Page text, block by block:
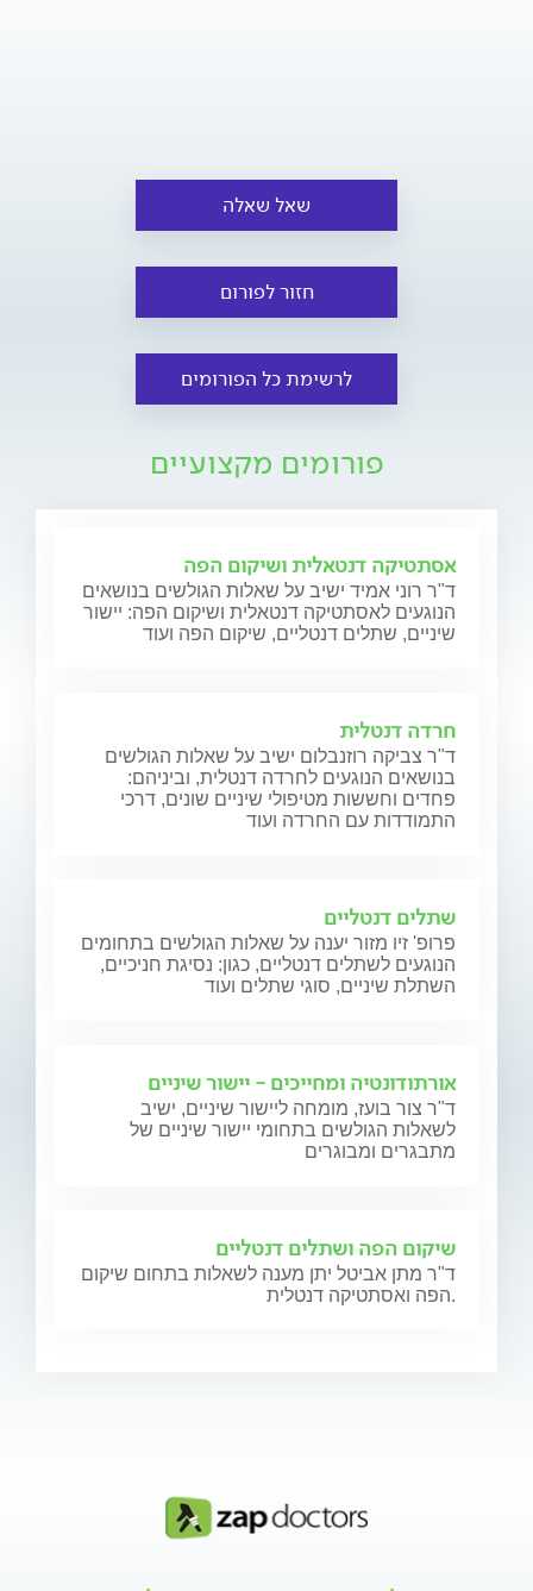
שאל שאלה
חזור לפורום
לרשימת כל הפורומים
פורומים מקצועיים
אסתטיקה דנטאלית ושיקום הפה
ד"ר רוני אמיד ישיב על שאלות הגולשים בנושאים
הנוגעים לאסתטיקה דנטאלית ושיקום הפה: יישור
שיניים, שתלים דנטליים, שיקום הפה ועוד
חרדה דנטלית
ד"ר צביקה רוזנבלום ישיב על שאלות הגולשים
בנושאים הנוגעים לחרדה דנטלית, וביניהם:
פחדים וחששות מטיפולי שיניים שונים, דרכי
התמודדות עם החרדה ועוד
שתלים דנטליים
פרופ' זיו מזור יענה על שאלות הגולשים בתחומים
הנוגעים לשתלים דנטליים, כגון: נסיגת חניכיים,
השתלת שיניים, סוגי שתלים ועוד
אורתודונטיה ומחייכים - יישור שיניים
ד"ר צור בועז, מומחה ליישור שיניים, ישיב
לשאלות הגולשים בתחומי יישור שיניים של
מתבגרים ומבוגרים
שיקום הפה ושתלים דנטליים
ד"ר מתן אביטל יתן מענה לשאלות בתחום שיקום
הפה ואסתטיקה דנטלית.